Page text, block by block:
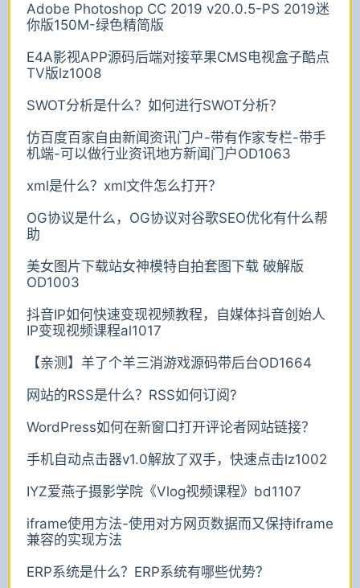
Adobe Photoshop CC 2019 v20.0.5-PS 2019迷
你版150M-绿色精简版
E4A影视APP源码后端对接苹果CMS电视盒子酷点
TV版lz1008
SWOT分析是什么？如何进行SWOT分析？
仿百度百家自由新闻资讯门户-带有作家专栏-带手
机端-可以做行业资讯地方新闻门户OD1063
xml是什么？xml文件怎么打开？
OG协议是什么，OG协议对谷歌SEO优化有什么帮
助
美女图片下载站女神模特自拍套图下载 破解版
OD1003
抖音IP如何快速变现视频教程，自媒体抖音创始人
IP变现视频课程al1017
【亲测】羊了个羊三消游戏源码带后台OD1664
网站的RSS是什么？RSS如何订阅?
WordPress如何在新窗口打开评论者网站链接？
手机自动点击器v1.0解放了双手，快速点击lz1002
IYZ爱燕子摄影学院《Vlog视频课程》bd1107
iframe使用方法-使用对方网页数据而又保持iframe
兼容的实现方法
ERP系统是什么？ERP系统有哪些优势？